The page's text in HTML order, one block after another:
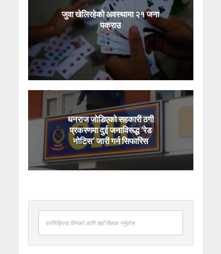
जुवा खेलिरहेको अवस्थामा २१ जना
पक्राउ
धनराज जोडिएको सहकारी ठगी
प्रकरणमा दुई जनाविरूद्ध ‘रेड
नोटिस’ जारी गर्न सिफारिस
प्रतिक्रिया दिनको लागि यहाँ क्लिक गर्नुहोस्